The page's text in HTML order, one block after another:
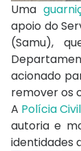
Uma
apoio do
(Samu),
acionado
remover os
A Polícia Civil
autoria e
identidades